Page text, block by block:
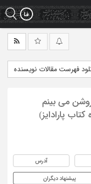
فهرست مقالات نویسنده
روشن می بینم
پارادایز)
آدرس
پیشنهاد دیگران